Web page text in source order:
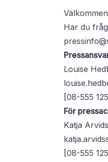
Har du
Louise
[08-555
För
Katja
[08-555